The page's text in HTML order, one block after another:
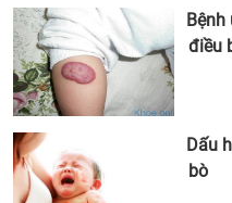
Bệnh
điều
Dấu
bò